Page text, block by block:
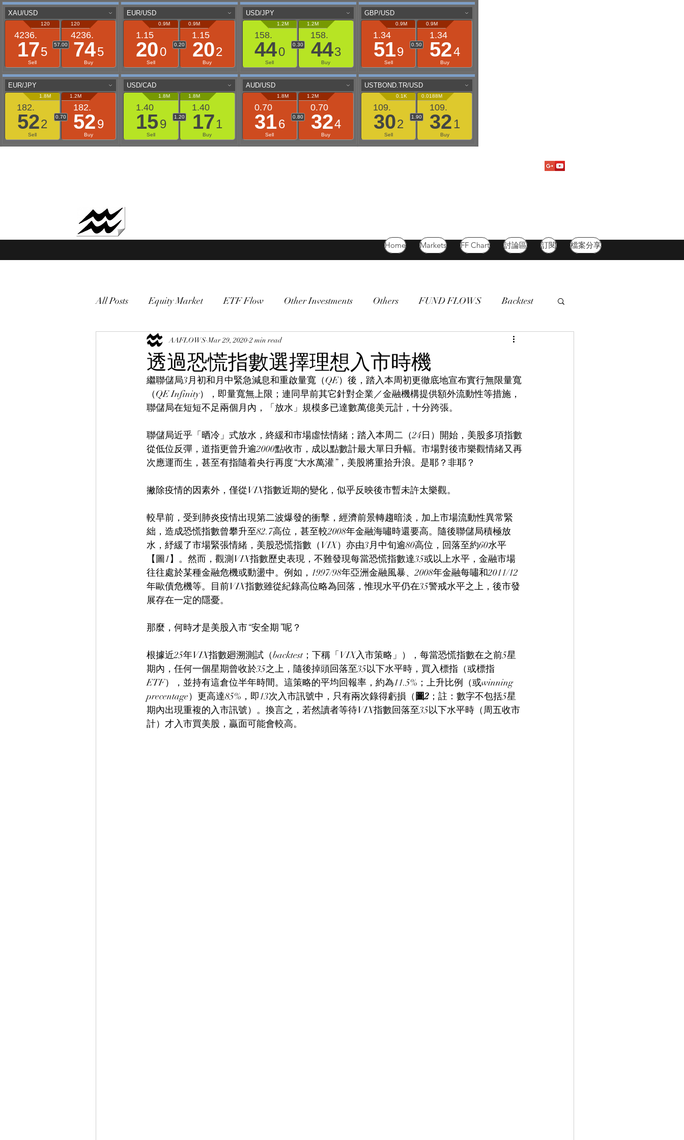
Home Markets FF Chart 討論區 訂閱 檔案分享
All Posts Equity Market ETF Flow Other Investments Others FUND FLOWS Backtest
VIX Market volatility bitcoin Oil
Currency Macro
透過恐慌指數選擇理想入市時機
AAFLOWS Mar 29, 2020 2 min read
繼聯儲局3月初和月中緊急減息和重啟量寬（QE）後，踏入本周初更徹底地宣布實行無限量寬
（QE Infinity），即量寬無上限；連同早前其它針對企業／金融機構提供額外流動性等措施，
聯儲局在短短不足兩個月內，「放水」規模多已達數萬億美元計，十分跨張。
聯儲局近乎「晒冷」式放水，終緩和市場虛怯情緒；踏入本周二（24日）開始，美股多項指數
從低位反彈，道指更曾升逾2000點收市，成以點數計最大單日升幅。市場對後市樂觀情緒又再
次應運而生，甚至有指隨着央行再度“大水萬灌”，美股將重拾升浪。是耶？非耶？
撇除疫情的因素外，僅從VIX指數近期的變化，似乎反映後市暫未許太樂觀。
較早前，受到肺炎疫情出現第二波爆發的衝擊，經濟前景轉趨暗淡，加上市場流動性異常緊
絀，造成恐慌指數曾攀升至82.7高位，甚至較2008年金融海嘯時還要高。隨後聯儲局積極放
水，紓緩了市場緊張情緒，美股恐慌指數（VIX）亦由3月中旬逾80高位，回落至約60水平
【圖1】。然而，觀測VIX指數歷史表現，不難發現每當恐慌指數達35或以上水平，金融市場
往往處於某種金融危機或動盪中。例如，1997/98年亞洲金融風暴、2008年金融每嘯和2011/12
年歐債危機等。目前VIX指數雖從紀錄高位略為回落，惟現水平仍在35警戒水平之上，後市發
展存在一定的隱憂。
那麼，何時才是美股入市“安全期”呢？
根據近25年VIX指數廻溯測試（backtest；下稱「VIX入市策略」），每當恐慌指數在之前5星
期內，任何一個星期曾收於35之上，隨後掉頭回落至35以下水平時，買入標指（或標指
ETF），並持有這倉位半年時間。這策略的平均回報率，約為11.5%；上升比例（或winning
precentage）更高達85%，即13次入市訊號中，只有兩次錄得虧損（ 圖2 ；註：數字不包括5星
期內出現重複的入市訊號）。換言之，若然讀者等待VIX指數回落至35以下水平時（周五收市
計）才入市買美股，贏面可能會較高。